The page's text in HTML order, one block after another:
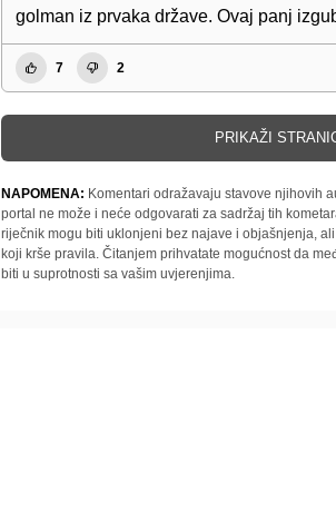
golman iz prvaka države. Ovaj panj
7 2
PRIKAŽI
NAPOMENA: Komentari odražavaju stavove njihovih
portal ne može i neće odgovarati za sadržaj tih
riječnik mogu biti uklonjeni bez najave i objašnjenja,
koji krše pravila. Čitanjem prihvatate mogućnost da
biti u suprotnosti sa vašim uvjerenjima.